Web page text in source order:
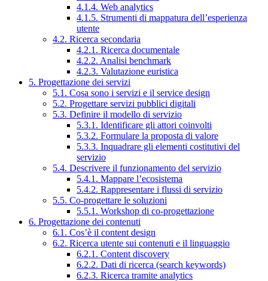
4.1.4. Web analytics
4.1.5. Strumenti di mappatura dell’esperienza
utente
4.2. Ricerca secondaria
4.2.1. Ricerca documentale
4.2.2. Analisi benchmark
4.2.3. Valutazione euristica
5. Progettazione dei servizi
5.1. Cosa sono i servizi e il service design
5.2. Progettare servizi pubblici digitali
5.3. Definire il modello di servizio
5.3.1. Identificare gli attori coinvolti
5.3.2. Formulare la proposta di valore
5.3.3. Inquadrare gli elementi costitutivi del
servizio
5.4. Descrivere il funzionamento del servizio
5.4.1. Mappare l’ecosistema
5.4.2. Rappresentare i flussi di servizio
5.5. Co-progettare le soluzioni
5.5.1. Workshop di co-progettazione
6. Progettazione dei contenuti
6.1. Cos’è il content design
6.2. Ricerca utente sui contenuti e il linguaggio
6.2.1. Content discovery
6.2.2. Dati di ricerca (search keywords)
6.2.3. Ricerca tramite analytics